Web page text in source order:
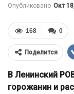
Опубликовано Окт
0
168
Поделится
В Ленинский
горожанин и